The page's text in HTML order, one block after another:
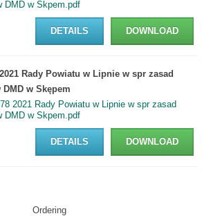
DMD w Skpem.pdf
DOWNLOAD
DETAILS
Rady Powiatu w Lipnie w spr zasad
w Skępem
2021 Rady Powiatu w Lipnie w spr zasad
DMD w Skpem.pdf
DOWNLOAD
DETAILS
Ordering